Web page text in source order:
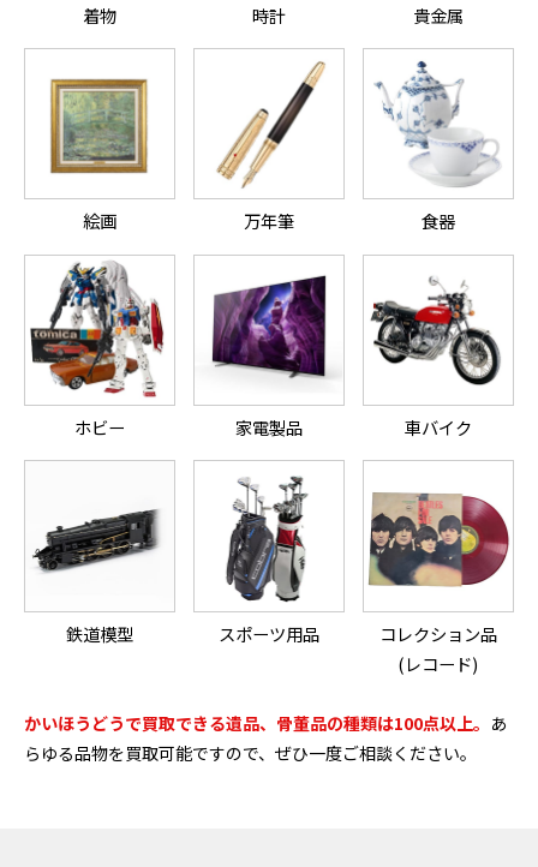
着物 時計 貴金属
絵画 万年筆 食器
ホビー 家電製品 車バイク
鉄道模型 スポーツ用品
コレクション品
(レコード)
かいほうどうで買取できる遺品、骨董品の種類は100点以上。 あ
らゆる品物を買取可能ですので、ぜひ一度ご相談ください。